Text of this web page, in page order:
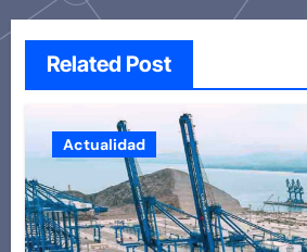
Related Post
Actualidad